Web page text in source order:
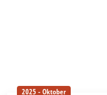
2025 - Oktober